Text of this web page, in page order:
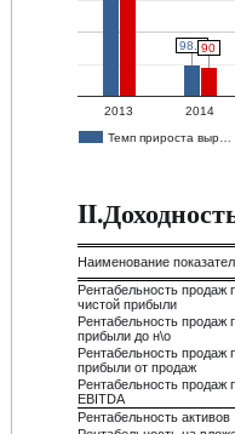
Темп прироста выр…
2013 2014
98.3
98.390
90
Наименование
Рентабельность продаж
чистой прибыли
Рентабельность продаж
прибыли до н\о
Рентабельность продаж
прибыли от продаж
Рентабельность продаж
EBITDA
Рентабельность активов